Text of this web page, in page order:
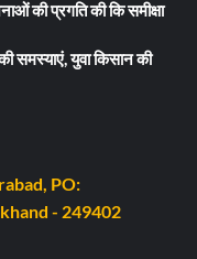
की प्रगति की कि समीक्षा
समस्याएं, युवा किसान की
PO:
- 249402